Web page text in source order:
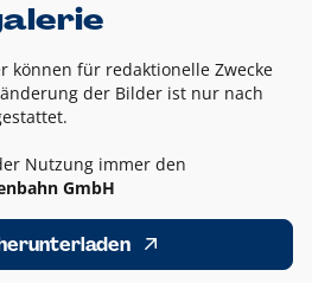
können für redaktionelle Zwecke
der Bilder ist nur nach
Nutzung immer den
GmbH